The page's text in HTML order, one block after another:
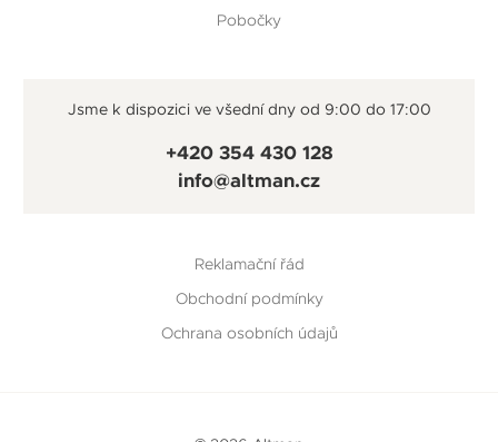
Pobočky
Jsme k dispozici ve všední dny od 9:00 do 17:00
+420 354 430 128
info@altman.cz
Reklamační řád
Obchodní podmínky
Ochrana osobních údajů